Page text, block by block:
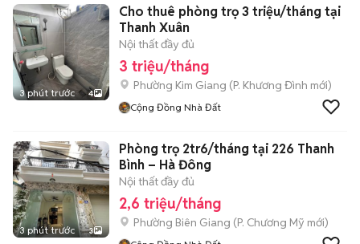
3 phút trước 4
Cho thuê phòng trọ 3 triệu/tháng tại
Thanh Xuân
Nội thất đầy đủ
3 triệu/tháng
Phường Kim Giang (P. Khương Đình mới)
Cộng Đồng Nhà Đất
3 phút trước 3
Phòng trọ 2tr6/tháng tại 226 Thanh
Bình – Hà Đông
Nội thất đầy đủ
2,6 triệu/tháng
Phường Biên Giang (P. Chương Mỹ mới)